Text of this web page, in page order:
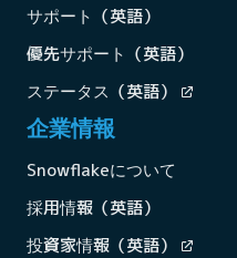
サポート（英語）
優先サポート（英語）
ステータス（英語）
企業情報
Snowflakeについて
採用情報（英語）
投資家情報（英語）